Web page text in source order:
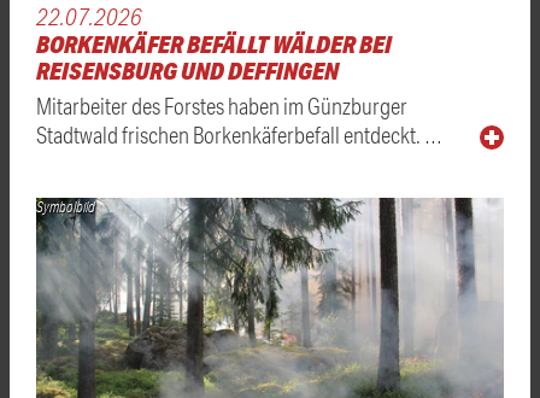
22.07.2026
BORKENKÄFER BEFÄLLT WÄLDER BEI
REISENSBURG UND DEFFINGEN
Mitarbeiter des Forstes haben im Günzburger
Stadtwald frischen Borkenkäferbefall entdeckt. …
Symbolbild